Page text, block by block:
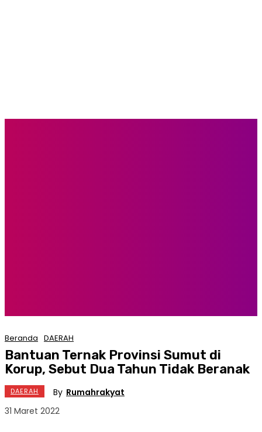
Beranda DAERAH
Bantuan Ternak Provinsi Sumut di
Korup, Sebut Dua Tahun Tidak Beranak
DAERAH By Rumahrakyat
31 Maret 2022